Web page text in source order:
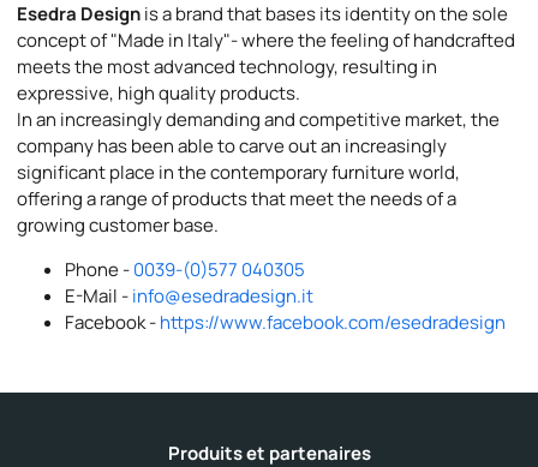
Esedra Designis a brand that bases its identity on the sole
concept of "Made in Italy"- where the feeling of handcrafted
meets the most advanced technology, resulting in
expressive, high quality products.
In an increasingly demanding and competitive market, the
company has been able to carve out an increasingly
significant place in the contemporary furniture world,
offering a range of products that meet the needs of a
growing customer base.
Phone -0039-(0)577 040305
E-Mail -info@esedradesign.it
Facebook -https://www.facebook.com/esedradesign
Produits et partenaires